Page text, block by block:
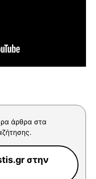
άρθρα στα
στην